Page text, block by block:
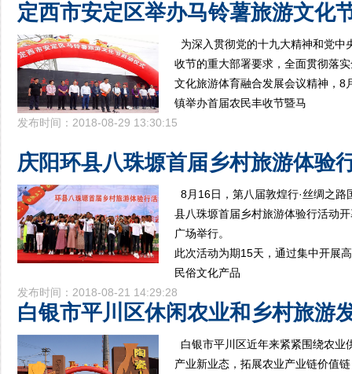
定西市安定区举办马铃薯旅游文化
为深入贯彻党的十九大精神和党中
收节的重大部署要求，全面贯彻落
文化旅游体育融合发展会议精神，8
镇举办首届农民丰收节暨马
发布时间：2018-08-29 13:30:15
庆阳环县八珠塬首届乡村旅游体验
8月16日，第八届敦煌行·丝绸之
县八珠塬首届乡村旅游体验行活动
广场举行。
此次活动为期15天，通过集中开展
民俗文化产品
发布时间：2018-08-21 14:29:28
白银市平川区休闲农业和乡村旅游
白银市平川区近年来紧紧围绕农业
产业新业态，拓展农业产业链价值